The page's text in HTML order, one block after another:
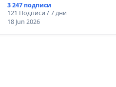
3 247 подписи
121 Подписи / 7 дни
18 Jun 2026